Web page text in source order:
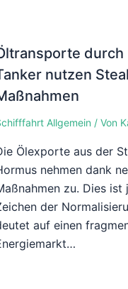
durch
nutzen
Allgemein / Von
Ölexporte aus der
nehmen dank
zu. Dies ist
der
auf einen